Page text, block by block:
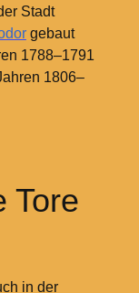
Stadt
gebaut
1788–1791
1806–
Tore
in der